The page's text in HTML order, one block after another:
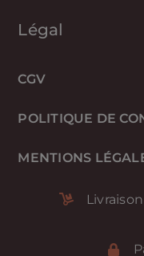
Légal
CGV
POLITIQUE DE
MENTIONS